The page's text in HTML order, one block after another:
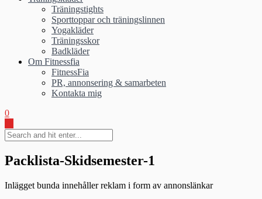
Träningstights
Sporttoppar och träningslinnen
Yogakläder
Träningsskor
Badkläder
Om Fitnessfia
FitnessFia
PR, annonsering & samarbeten
Kontakta mig
0
Packlista-Skidsemester-1
Inlägget bunda innehåller reklam i form av annonslänkar